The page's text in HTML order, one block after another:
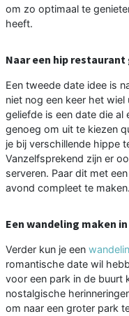
om zo optimaal te
heeft.
Naar een hip restaurant
Een tweede date idee is
niet nog een keer het
geliefde is een date die al
genoeg om uit te kiezen
je bij verschillende hippe
Vanzelfsprekend zijn er
serveren. Paar dit met
avond compleet te maken.
Een wandeling maken
Verder kun je een
romantische date wil
voor een park in de buurt
nostalgische
om naar een groter park